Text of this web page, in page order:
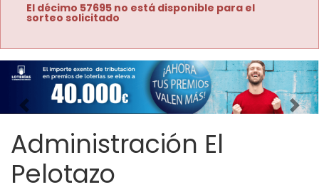
El décimo 57695 no está disponible para el
sorteo solicitado
Imagen anterior
Administración El
Pelotazo